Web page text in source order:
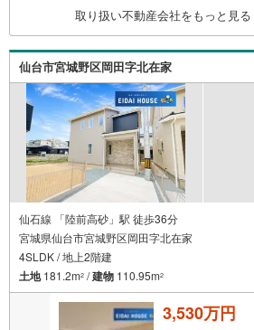
営業時間:10:00～18:00（定休日
動あり）現地のご案内も可能で
問い合わせください！
取り扱い不動産会社をもっと見る
仙台市宮城野区岡田字北在家
仙石線 「陸前高砂」駅 徒歩36分
宮城県仙台市宮城野区岡田字北在家
4SLDK / 地上2階建
土地181.2m2 /建物 110.95m2
3,530万円